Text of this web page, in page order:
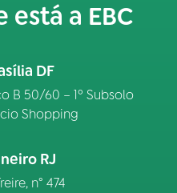
está a EBC
DF
B 50/60 – 1º Subsolo
Shopping
RJ
n° 474